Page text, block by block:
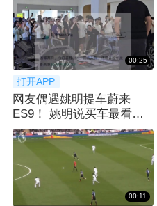
00:25
打开APP
网友偶遇姚明提车蔚来
ES9！ 姚明说买车最看重
空间：等了2月
00:11